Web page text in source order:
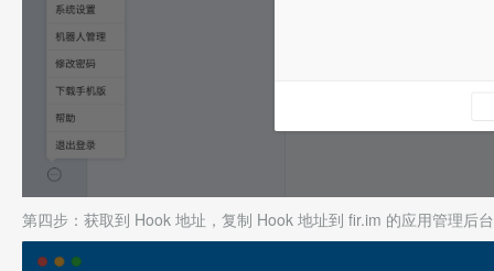
第四步：获取到 Hook 地址，复制 Hook 地址到 fir.im 的应用管理后